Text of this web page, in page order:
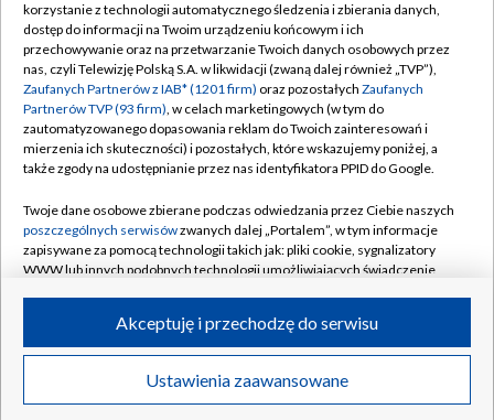
TVP
Abonament TVP
Emisja w TVP
Centrum informacji TVP
Naziemna Telewizja Cyfrowa
Rada Programowa
System NOS
Informacje o nadawcy
Program dla prasy
Ogłoszenie przetargowe
Regulamin TVP
Polityka prywatności
Moje zgody
Pomoc
Kontakt
Kanały
©2026 Telewizja Polska S.A. w likwidacji
korzystanie z technologii automatycznego śledzenia i zbierania danych,
dostęp do informacji na Twoim urządzeniu końcowym i ich
przechowywanie oraz na przetwarzanie Twoich danych osobowych przez
nas, czyli Telewizję Polską S.A. w likwidacji (zwaną dalej również „TVP”),
Zaufanych Partnerów z IAB* (1201 firm) oraz pozostałych Zaufanych
Partnerów TVP (93 firm), w celach marketingowych (w tym do
zautomatyzowanego dopasowania reklam do Twoich zainteresowań i
mierzenia ich skuteczności) i pozostałych, które wskazujemy poniżej, a
także zgody na udostępnianie przez nas identyfikatora PPID do Google.
Twoje dane osobowe zbierane podczas odwiedzania przez Ciebie naszych
poszczególnych serwisówzwanych dalej „Portalem”, w tym informacje
zapisywane za pomocą technologii takich jak: pliki cookie, sygnalizatory
WWW lub innych podobnych technologii umożliwiających świadczenie
ruchu w Internecie.
Twoje dane osobowe zbierane podczas odwiedzania przez Ciebie
poszczególnych serwisówna Portalu, takie jak adresy IP, identyfikatory
Ustawienia zaawansowane
Akceptuję i przechodzę do serwisu